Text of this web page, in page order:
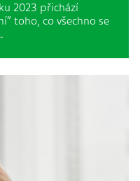
2023 přichází
toho, co všechno se